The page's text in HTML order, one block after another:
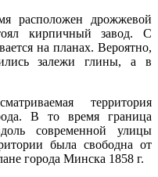
расположен дрожжевой
кирпичный завод. С
на планах. Вероятно,
залежи глины, а в
территория
В то время граница
современной улицы
была свободна от
города Минска 1858 г.